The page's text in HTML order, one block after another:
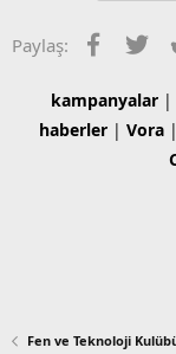
i
Paylaş:
kampanyalar|
haberler| Vora|
Fen ve Teknoloji